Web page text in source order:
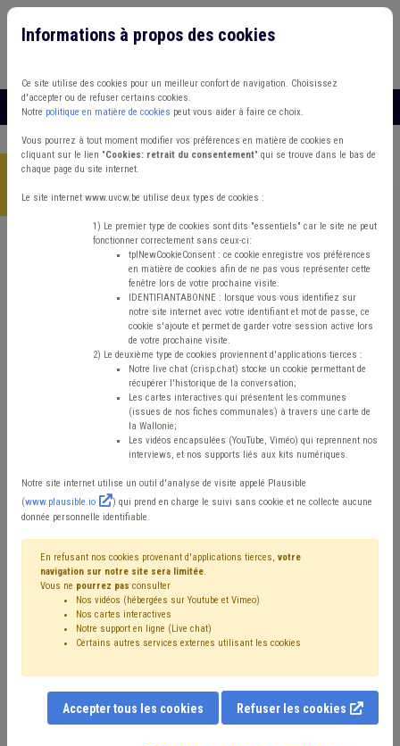
Accueil >Energie>Actualité
rénovation énergétique des infrastructures sportives
Energie Sport & loisirs
Appel à projets pour la
rénovation
énergétique des
infrastructures
sportives
Mis en ligne le 14 Octobre 2021 - Marianne DUQUESNE
Dans le cadre du plan de relance de la Wallonie, la
Région a lancé, ce 12 octobre 2021, un vaste plan de
rénovation des infrastructures sportives, en vue de
diminuer leur impact environnemental et d’accélérer les
projets d’investissement public, et de poursuivre
l’objectif européen et régional d’une réduction de 55 %
des émissions de gaz à effet de serre à l’horizon 2030.
Informations à propos des cookies
Ce site utilise des cookies pour un meilleur confort de navigation. Choisissez
d'accepter ou de refuser certains cookies.
Notre politique en matière de cookies peut vous aider à faire ce choix.
Vous pourrez à tout moment modifier vos préférences en matière de cookies en
cliquant sur le lien "Cookies: retrait du consentement" qui se trouve dans le bas de
chaque page du site internet.
Le site internet www.uvcw.be utilise deux types de cookies :
1) Le premier type de cookies sont dits "essentiels" car le site ne peut
fonctionner correctement sans ceux-ci:
tplNewCookieConsent : ce cookie enregistre vos préférences
en matière de cookies afin de ne pas vous représenter cette
fenêtre lors de votre prochaine visite.
IDENTIFIANTABONNE : lorsque vous vous identifiez sur
notre site internet avec votre identifiant et mot de passe, ce
cookie s'ajoute et permet de garder votre session active lors
de votre prochaine visite.
2) Le deuxième type de cookies proviennent d'applications tierces :
Notre live chat (crisp.chat) stocke un cookie permettant de
récupérer l'historique de la conversation;
Les cartes interactives qui présentent les communes
(issues de nos fiches communales) à travers une carte de
la Wallonie;
Les vidéos encapsulées (YouTube, Viméo) qui reprennent nos
interviews, et nos supports liés aux kits numériques.
Notre site internet utilise un outil d'analyse de visite appelé Plausible
(www.plausible.io
) qui prend en charge le suivi sans cookie et ne collecte aucune
donnée personnelle identifiable.
En refusant nos cookies provenant d'applications tierces, votre
navigation sur notre site sera limitée.
Vous ne pourrez pas consulter
Nos vidéos (hébergées sur Youtube et Vimeo)
Nos cartes interactives
Notre support en ligne (Live chat)
Certains autres services externes utilisant les cookies
Accepter tous les cookies Refuser les cookies